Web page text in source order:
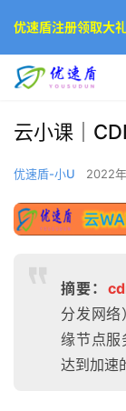
云小课｜
优速盾-小U 2022
摘要：
分发网
缘节点服
达到加速
优速盾注册领取大